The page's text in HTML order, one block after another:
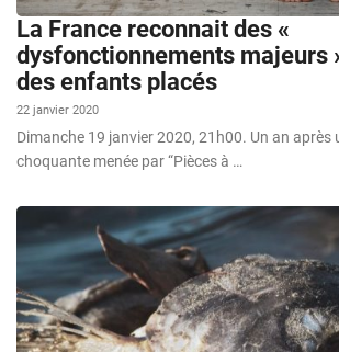
La France reconnait des «
dysfonctionnements majeurs
des enfants placés
22 janvier 2020
Dimanche 19 janvier 2020, 21h00. Un an après
choquante menée par “Pièces à …